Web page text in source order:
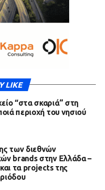
LIKE
“στα σκαριά” στη
περιοχή του νησιού
των διεθνών
brands στην Ελλάδα –
τα projects της